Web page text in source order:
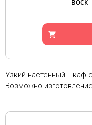
Узкий настенный шкаф
Возможно